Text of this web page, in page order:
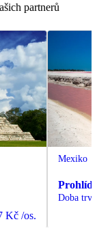
partnerů
Kč /os.
Mexiko
Doba